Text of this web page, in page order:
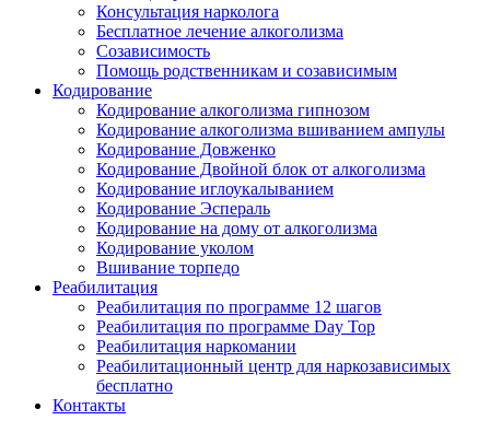
Консультация нарколога
Бесплатное лечение алкоголизма
Созависимость
Помощь родственникам и созависимым
Кодирование
Кодирование алкоголизма гипнозом
Кодирование алкоголизма вшиванием ампулы
Кодирование Довженко
Кодирование Двойной блок от алкоголизма
Кодирование иглоукалыванием
Кодирование Эспераль
Кодирование на дому от алкоголизма
Кодирование уколом
Вшивание торпедо
Реабилитация
Реабилитация по программе 12 шагов
Реабилитация по программе Day Top
Реабилитация наркомании
Реабилитационный центр для наркозависимых
бесплатно
Контакты